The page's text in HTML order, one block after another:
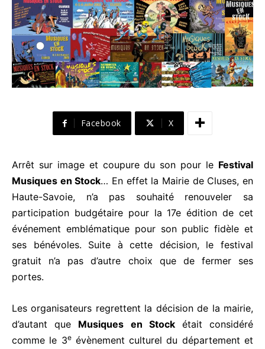
Facebook X
Arrêt sur image et coupure du son pour le Festival
Musiques en Stock… En effet la Mairie de Cluses, en
Haute-Savoie, n’a pas souhaité renouveler sa
participation budgétaire pour la 17e édition de cet
événement emblématique pour son public fidèle et
ses bénévoles. Suite à cette décision, le festival
gratuit n’a pas d’autre choix que de fermer ses
portes.
Les organisateurs regrettent la décision de la mairie,
d’autant que Musiques en Stockétait considéré
comme le 3eévènement culturel du département et